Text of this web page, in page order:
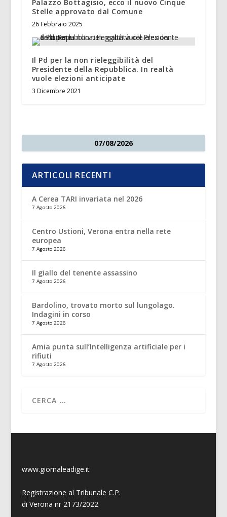
Palazzo Bottagisio, ecco il nuovo Cinque
Stelle approvato dal Comune
26 Febbraio 2025
Il Pd per la non rieleggibilità del
Presidente della Repubblica. In realtà
vuole elezioni anticipate
3 Dicembre 2021
07/08/2026
ARTICOLI RECENTI
A Cerea TARI invariata nel 2026
7 Agosto 2026
Centro Ustioni, Verona entra nella rete
europea
7 Agosto 2026
Il giallo del tenente assassino
7 Agosto 2026
Bardolino, trovato morto sul lungolago.
Indagini in corso
7 Agosto 2026
Amia punta sull’Intelligenza artificiale per i
rifiuti
7 Agosto 2026
www.giornaleadige.it
Registrazione al Tribunale C.P.
di Verona nr 2173/2022